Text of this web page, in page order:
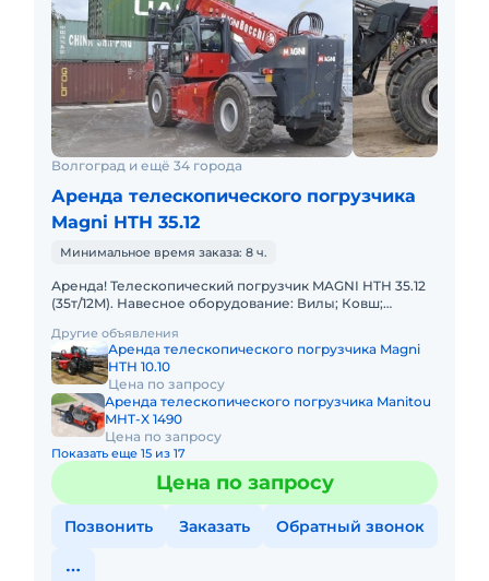
Волгоград и ещё 34 города
Аренда телескопического погрузчика
Magni HTH 35.12
Минимальное время заказа: 8 ч.
Аренда! Телескопический погрузчик MAGNI HTH 35.12
(35т/12M). Навесное оборудование: Вилы; Ковш;
для работы с ру
Другие объявления
Аренда телескопического погрузчика Magni
HTH 10.10
Цена по запросу
Аренда телескопического погрузчика Manitou
MHT-X 1490
Цена по запросу
Показать еще 15 из 17
Цена по запросу
Позвонить Заказать Обратный звонок